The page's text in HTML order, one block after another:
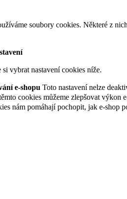
soubory cookies. Některé z
vybrat nastavení cookies níže.
e-shopu Toto nastavení nelze
cookies můžeme zlepšovat výkon
nám pomáhají pochopit, jak e-shop